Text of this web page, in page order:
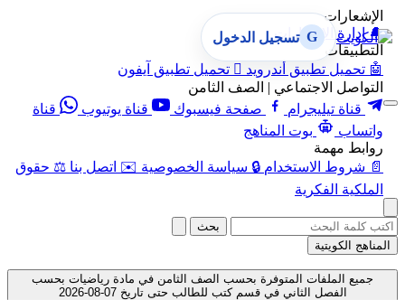
الإشعارات
تطبيق أندرويد  تحميل تطبيق آيفون
الاجتماعي | الصف الثامن
تيليجرام
صفحة فيسبوك قناة يوتيوب
قناة
بوت المناهج
مهمة
الاستخدام 🔒 سياسة الخصوصية ✉️ اتصل بنا ⚖️ حقوق
الفكرية
G تسجيل الدخول
الملفات المتوفرة بحسب الصف الثامن في مادة رياضيات بحسب
الفصل الثاني في قسم كتب للطالب حتى تاريخ 07-08-2026